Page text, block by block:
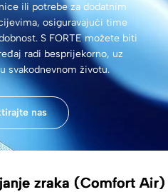
ili potrebe za dodatnim
osiguravajući time
S FORTE možete biti
radi besprijekorno, uz
svakodnevnom životu.
nas
(Comfort Air)
(Comfort Air)
(Comfort Air)